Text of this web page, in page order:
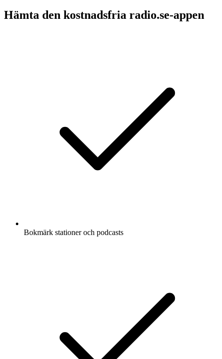
Hämta den kostnadsfria radio.se-appen
Bokmärk stationer och podcasts